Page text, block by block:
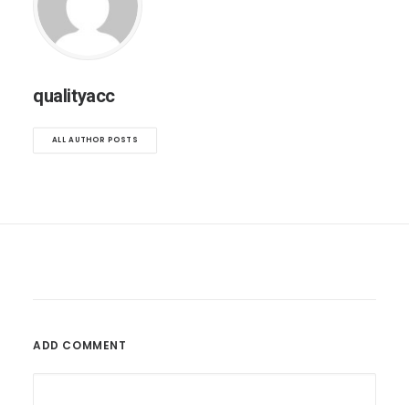
qualityacc
ALL AUTHOR POSTS
ADD COMMENT